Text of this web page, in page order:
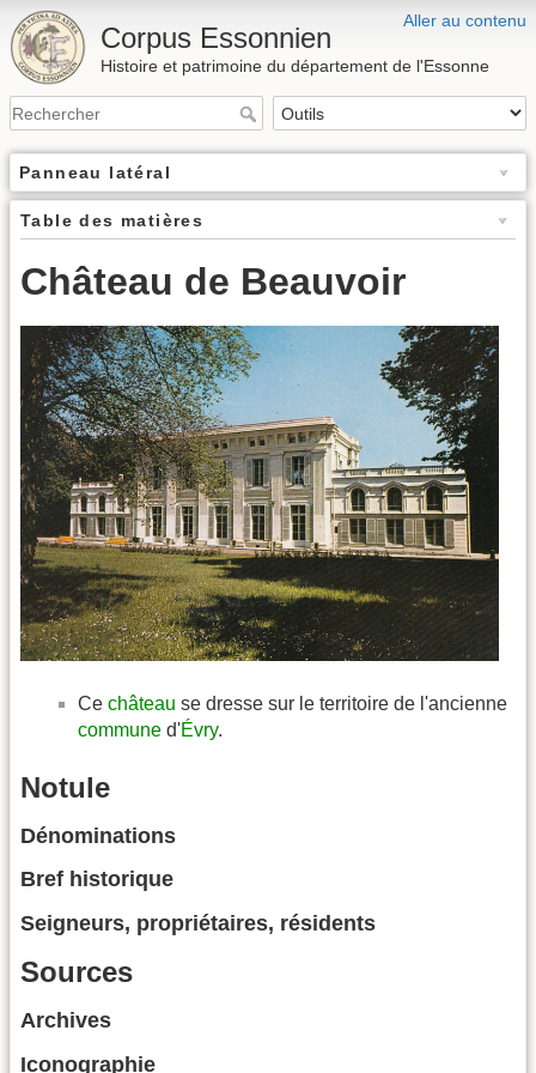
Aller au contenu
Corpus Essonnien
Histoire et patrimoine du département de l'Essonne
Panneau latéral
Table des matières
Château de Beauvoir
Ce château se dresse sur le territoire de l'ancienne
commune d'Évry.
Notule
Dénominations
Bref historique
Seigneurs, propriétaires, résidents
Sources
Archives
Iconographie